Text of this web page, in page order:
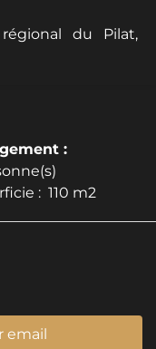
du Pilat,
:
: 110 m2
email